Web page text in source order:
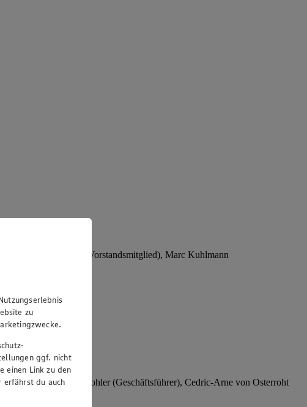
Stephan Wohler (Vorstandsmitglied), Marc Kuhlmann
Stephan Wohler (Geschäftsführer), Cedric-Arne von Osterroht
zu
ggf. nicht
einen Link zu den
erfährst du auch